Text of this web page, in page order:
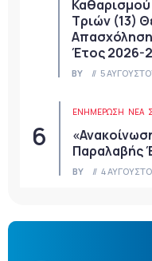
Τριών (13)
Έτος 2026-
BY 5
ΕΝΗΜΕΡΩΣΗ ΝΈΑ
Παραλαβής
BY 4